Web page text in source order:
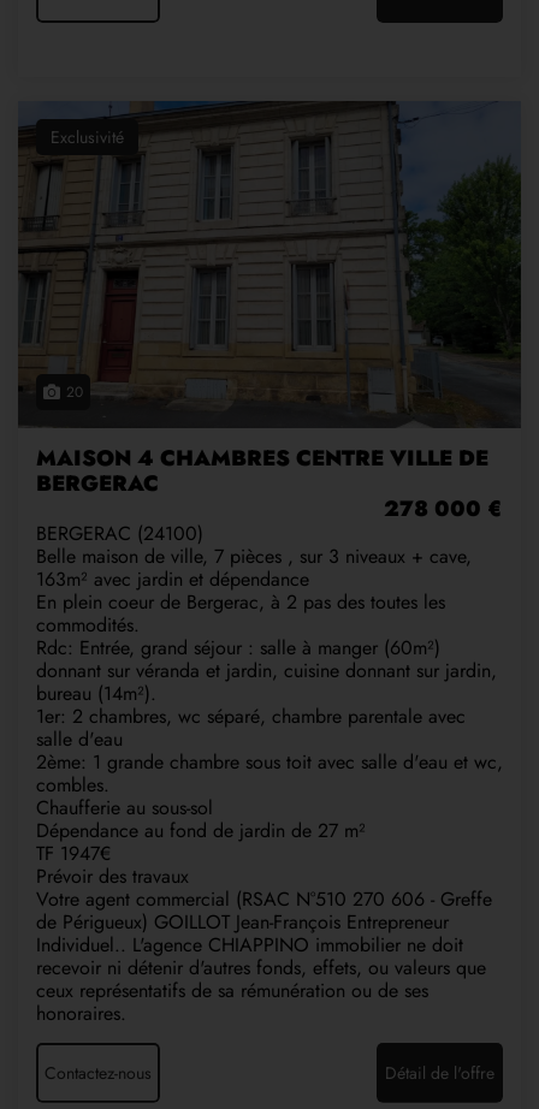
Exclusivité
20
MAISON 4 CHAMBRES CENTRE VILLE DE
BERGERAC
278 000 €
BERGERAC (24100)
Belle maison de ville, 7 pièces , sur 3 niveaux + cave,
163m² avec jardin et dépendance
En plein coeur de Bergerac, à 2 pas des toutes les
commodités.
Rdc: Entrée, grand séjour : salle à manger (60m²)
donnant sur véranda et jardin, cuisine donnant sur jardin,
bureau (14m²).
1er: 2 chambres, wc séparé, chambre parentale avec
salle d'eau
2ème: 1 grande chambre sous toit avec salle d'eau et wc,
combles.
Chaufferie au sous-sol
Dépendance au fond de jardin de 27 m²
TF 1947€
Prévoir des travaux
Votre agent commercial (RSAC N°510 270 606 - Greffe
de Périgueux) GOILLOT Jean-François Entrepreneur
Individuel.. L'agence CHIAPPINO immobilier ne doit
recevoir ni détenir d'autres fonds, effets, ou valeurs que
ceux représentatifs de sa rémunération ou de ses
honoraires.
Contactez-nous Détail de l'offre